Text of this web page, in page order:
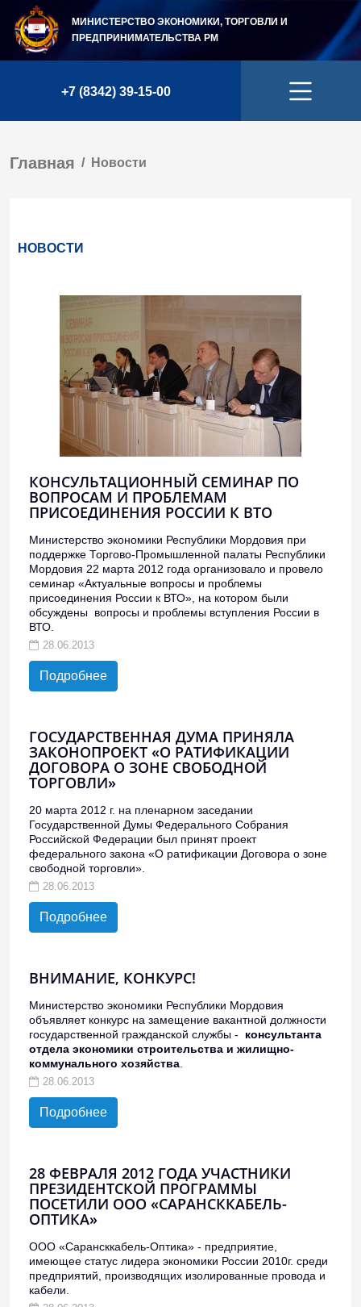
МИНИСТЕРСТВО ЭКОНОМИКИ, ТОРГОВЛИ И
ПРЕДПРИНИМАТЕЛЬСТВА РМ
+7 (8342) 39-15-00
Главная Новости
НОВОСТИ
КОНСУЛЬТАЦИОННЫЙ СЕМИНАР ПО
ВОПРОСАМ И ПРОБЛЕМАМ
ПРИСОЕДИНЕНИЯ РОССИИ К ВТО
Министерство экономики Республики Мордовия при
поддержке Торгово-Промышленной палаты Республики
Мордовия 22 марта 2012 года организовало и провело
семинар «Актуальные вопросы и проблемы
присоединения России к ВТО», на котором были
обсуждены вопросы и проблемы вступления России в
ВТО.
28.06.2013
Подробнее
ГОСУДАРСТВЕННАЯ ДУМА ПРИНЯЛА
ЗАКОНОПРОЕКТ «О РАТИФИКАЦИИ
ДОГОВОРА О ЗОНЕ СВОБОДНОЙ
ТОРГОВЛИ»
20 марта 2012 г. на пленарном заседании
Государственной Думы Федерального Собрания
Российской Федерации был принят проект
федерального закона «О ратификации Договора о зоне
свободной торговли».
28.06.2013
Подробнее
ВНИМАНИЕ, КОНКУРС!
Министерство экономики Республики Мордовия
объявляет конкурс на замещение вакантной должности
государственной гражданской службы - консультанта
отдела экономики строительства и жилищно-
коммунального хозяйства
28.06.2013
Подробнее
28 ФЕВРАЛЯ 2012 ГОДА УЧАСТНИКИ
ПРЕЗИДЕНТСКОЙ ПРОГРАММЫ
ПОСЕТИЛИ ООО «САРАНСККАБЕЛЬ-
ОПТИКА»
ООО «Сарансккабель-Оптика» - предприятие,
имеющее статус лидера экономики России 2010г. среди
предприятий, производящих изолированные провода и
кабели.